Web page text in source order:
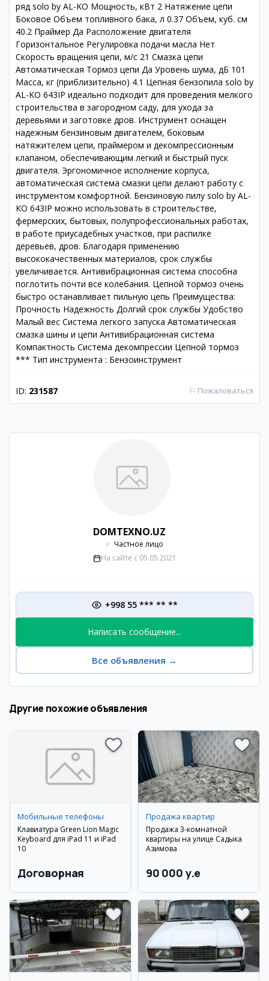
ряд solo by AL-KO Мощность, кВт 2 Натяжение цепи
Боковое Объем топливного бака, л 0.37 Объем, куб. см
40.2 Праймер Да Расположение двигателя
Горизонтальное Регулировка подачи масла Нет
Скорость вращения цепи, м/с 21 Смазка цепи
Автоматическая Тормоз цепи Да Уровень шума, дБ 101
Масса, кг (приблизительно) 4.1 Цепная бензопила solo by
AL-KO 643IP идеально подходит для проведения мелкого
строительства в загородном саду, для ухода за
деревьями и заготовке дров. Инструмент оснащен
надежным бензиновым двигателем, боковым
натяжителем цепи, праймером и декомпрессионным
клапаном, обеспечивающим легкий и быстрый пуск
двигателя. Эргономичное исполнение корпуса,
автоматическая система смазки цепи делают работу с
инструментом комфортной. Бензиновую пилу solo by AL-
KO 643IP можно использовать в строительстве,
фермерских, бытовых, полупрофессиональных работах,
в работе приусадебных участков, при распилке
деревьев, дров. Благодаря применению
высококачественных материалов, срок службы
увеличивается. Антивибрационная система способна
поглотить почти все колебания. Цепной тормоз очень
быстро останавливает пильную цепь Преимущества:
Прочность Надежность Долгий срок службы Удобство
Малый вес Система легкого запуска Автоматическая
смазка шины и цепи Антивибрационная система
Компактность Система декомпрессии Цепной тормоз
*** Тип инструмента : Бензоинструмент
ID: 231587 ⚐ Пожаловаться
DOMTEXNO.UZ
Частное лицо
На сайте с 05.05.2021
+998 55 *** ** **
Написать сообщение...
Все объявления →
Другие похожие объявления
Мобильные телефоны
Клавиатура Green Lion Magic
Keyboard для iPad 11 и iPad
10
Договорная
Продажа квартир
Продажа 3-комнатной
квартиры на улице Садыка
Азимова
90 000 y.e